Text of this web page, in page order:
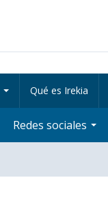
Qué es Irekia
Redes sociales